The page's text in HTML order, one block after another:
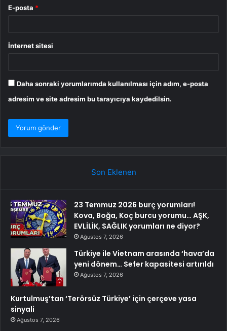
E-posta *
İnternet sitesi
Daha sonraki yorumlarımda kullanılması için adım, e-posta
adresim ve site adresim bu tarayıcıya kaydedilsin.
Son Eklenen
23 Temmuz 2026 burç yorumları!
Kova, Boğa, Koç burcu yorumu… AŞK,
EVLİLİK, SAĞLIK yorumları ne diyor?
Ağustos 7, 2026
Türkiye ile Vietnam arasında ‘hava’da
yeni dönem… Sefer kapasitesi artırıldı
Ağustos 7, 2026
Kurtulmuş’tan ‘Terörsüz Türkiye’ için çerçeve yasa
sinyali
Ağustos 7, 2026